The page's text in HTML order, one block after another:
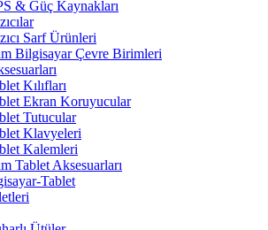
& Güç Kaynakları
Sarf Ürünleri
Bilgisayar Çevre Birimleri
Kılıfları
Ekran Koruyucular
Tutucular
Klavyeleri
Kalemleri
Tablet Aksesuarları
Tablet